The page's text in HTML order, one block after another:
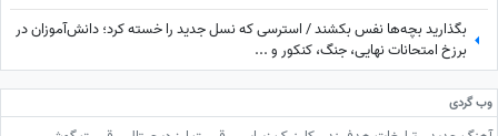
بگذارید بچه‌ها نفس بکشند / استرسی که نسل جدید را خسته کرد؛ دانش‌آموزان در
برزخ امتحانات نهایی، جنگ، کنکور و ...
وب گردی